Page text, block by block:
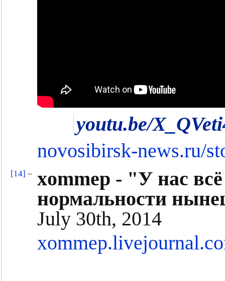
youtu.be/
novosibirsk-news.ru/
[14] – xommep - "У нас
нормальности
July 30th, 2014